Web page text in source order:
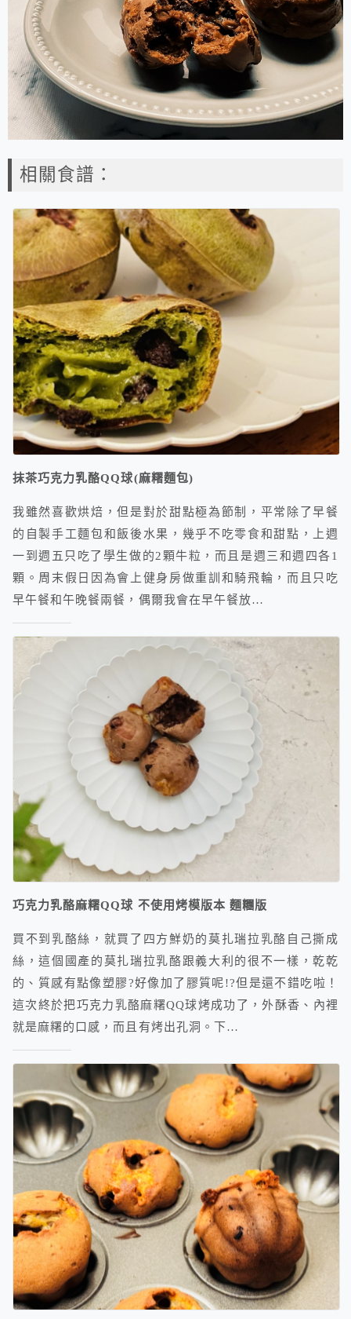
相關食譜：
抹茶巧克力乳酪QQ球(麻糬麵包)
我雖然喜歡烘焙，但是對於甜點極為節制，平常除了早餐
的自製手工麵包和飯後水果，幾乎不吃零食和甜點，上週
一到週五只吃了學生做的2顆牛粒，而且是週三和週四各1
顆。周末假日因為會上健身房做重訓和騎飛輪，而且只吃
早午餐和午晚餐兩餐，偶爾我會在早午餐放…
巧克力乳酪麻糬QQ球 不使用烤模版本 麵糰版
買不到乳酪絲，就買了四方鮮奶的莫扎瑞拉乳酪自己撕成
絲，這個國產的莫扎瑞拉乳酪跟義大利的很不一樣，乾乾
的、質感有點像塑膠?好像加了膠質呢!?但是還不錯吃啦！
這次終於把巧克力乳酪麻糬QQ球烤成功了，外酥香、內裡
就是麻糬的口感，而且有烤出孔洞。下…